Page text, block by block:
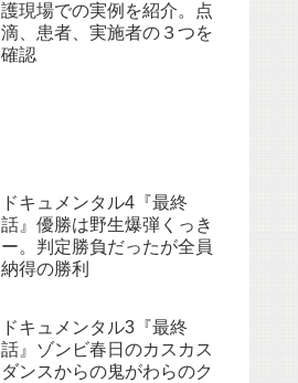
護現場での実例を紹介。点
滴、患者、実施者の３つを
確認
ドキュメンタル4『最終
話』優勝は野生爆弾くっき
ー。判定勝負だったが全員
納得の勝利
ドキュメンタル3『最終
話』ゾンビ春日のカスカス
ダンスからの鬼がわらのク